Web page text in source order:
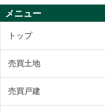
メニュー
トップ
売買土地
売買戸建